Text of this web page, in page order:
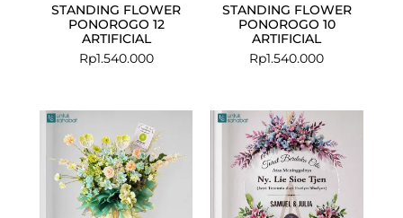
STANDING FLOWER
PONOROGO 12
ARTIFICIAL
Rp1.540.000
STANDING FLOWER
PONOROGO 10
ARTIFICIAL
Rp1.540.000